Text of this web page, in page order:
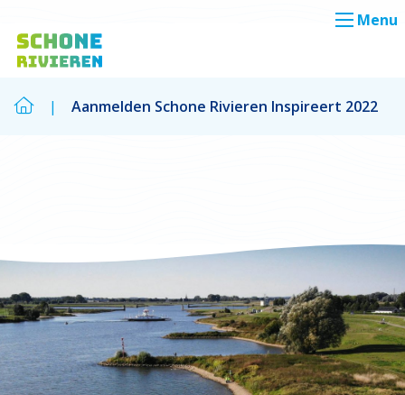
Menu
| Aanmelden Schone Rivieren Inspireert 2022